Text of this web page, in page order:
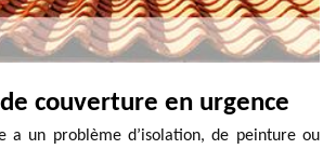
couverture en urgence
a un problème d’isolation, de peinture ou